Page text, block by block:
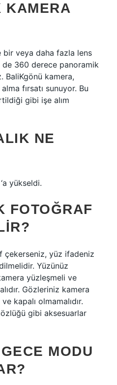
KAMERA
bir veya daha fazla lens
de 360 ​​derece panoramik
BaliKgönü kamera,
fırsatı sunuyor. Bu
gibi işe alım
NE
yükseldi.
FOTOĞRAF
çekerseniz, yüz ifadeniz
Yüzünüz
yüzleşmeli ve
Gözleriniz kamera
kapalı olmamalıdır.
gibi aksesuarlar
MODU